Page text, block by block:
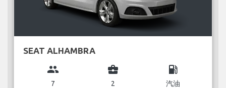
SEAT ALHAMBRA
group
7
business_center
2
local_gas_station
汽油